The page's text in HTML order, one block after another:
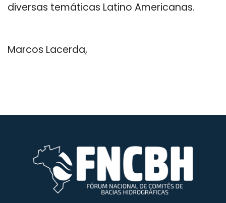
diversas temáticas Latino Americanas.
Marcos Lacerda,